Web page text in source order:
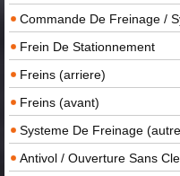
Commande De Freinage /
Frein De Stationnement
Freins (arriere)
Freins (avant)
Systeme De Freinage
Antivol / Ouverture Sans Cle